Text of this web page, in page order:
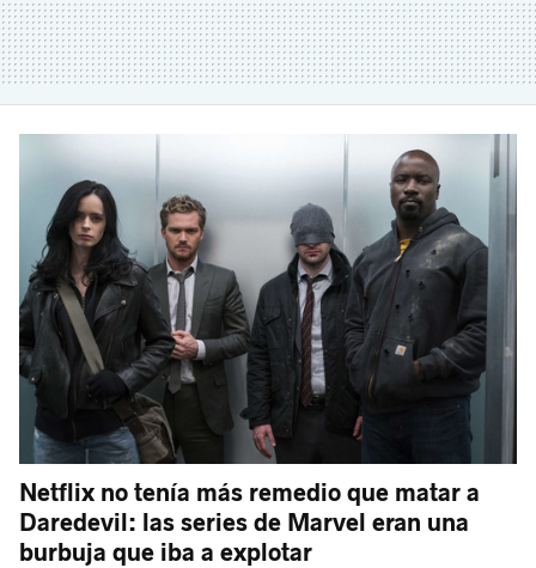
Netflix no tenía más remedio que matar a
Daredevil: las series de Marvel eran una
burbuja que iba a explotar